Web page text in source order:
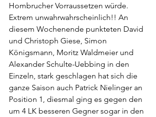
Hombrucher Vorraussetzen würde.
Extrem unwahrwahrscheinlich!! An
diesem Wochenende punkteten David
und Christoph Giese, Simon
Königsmann, Moritz Waldmeier und
Alexander Schulte-Uebbing in den
Einzeln, stark geschlagen hat sich die
ganze Saison auch Patrick Nielinger an
Position 1, diesmal ging es gegen den
um 4 LK besseren Gegner sogar in den